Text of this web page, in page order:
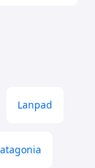
Lanpad